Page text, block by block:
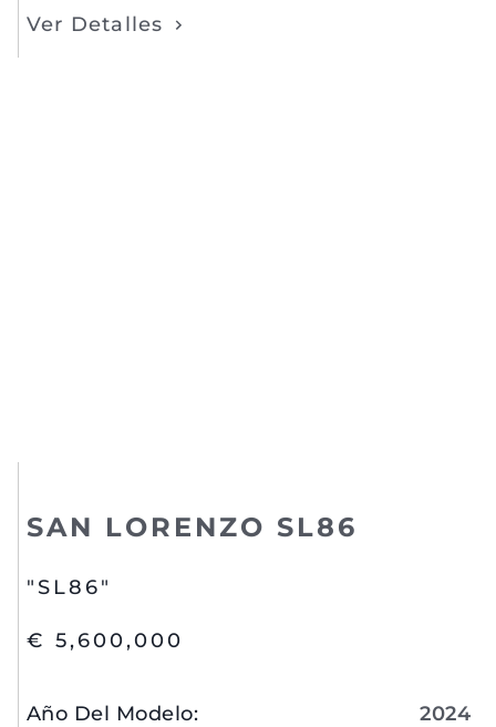
Ver Detalles
SAN LORENZO SL86
"SL86"
€ 5,600,000
Año Del Modelo: 2024